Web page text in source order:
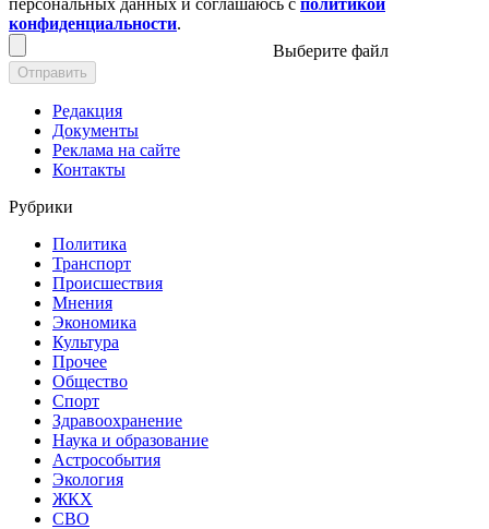
конфиденциальности.
Выберите файл
Отправить
Редакция
Документы
Реклама на сайте
Контакты
Рубрики
Политика
Транспорт
Происшествия
Мнения
Экономика
Культура
Прочее
Общество
Спорт
Здравоохранение
Наука и образование
Астрособытия
Экология
ЖКХ
СВО